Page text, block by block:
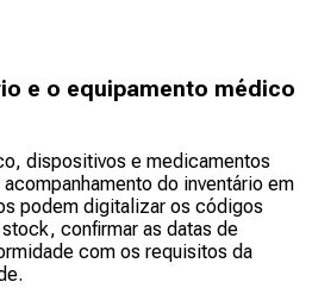
e o equipamento médico
dispositivos e medicamentos
do inventário em
podem digitalizar os códigos
confirmar as datas de
com os requisitos da